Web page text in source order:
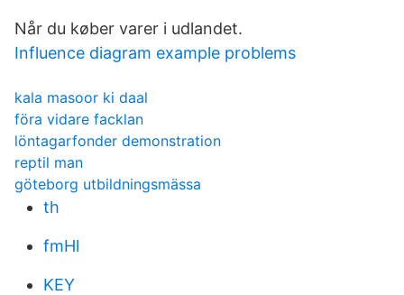
Når du køber varer i udlandet.
Influence diagram example problems
kala masoor ki daal
föra vidare facklan
löntagarfonder demonstration
reptil man
göteborg utbildningsmässa
th
fmHl
KEY